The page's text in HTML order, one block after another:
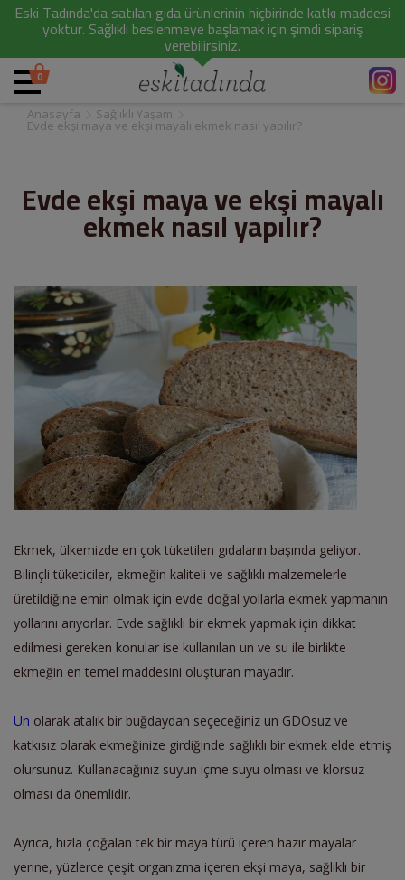
Eski Tadında'da satılan gıda ürünlerinin hiçbirinde katkı maddesi
yoktur. Sağlıklı beslenmeye başlamak için şimdi sipariş
verebilirsiniz.
0
Anasayfa Sağlıklı Yaşam
Evde ekşi maya ve ekşi mayalı ekmek nasıl yapılır?
Evde ekşi maya ve ekşi mayalı
ekmek nasıl yapılır?
Ekmek, ülkemizde en çok tüketilen gıdaların başında geliyor.
Bilinçli tüketiciler, ekmeğin kaliteli ve sağlıklı malzemelerle
üretildiğine emin olmak için evde doğal yollarla ekmek yapmanın
yollarını arıyorlar. Evde sağlıklı bir ekmek yapmak için dikkat
edilmesi gereken konular ise kullanılan un ve su ile birlikte
ekmeğin en temel maddesini oluşturan mayadır.
Un olarak atalık bir buğdaydan seçeceğiniz un GDOsuz ve
katkısız olarak ekmeğinize girdiğinde sağlıklı bir ekmek elde etmiş
olursunuz. Kullanacağınız suyun içme suyu olması ve klorsuz
olması da önemlidir.
Ayrıca, hızla çoğalan tek bir maya türü içeren hazır mayalar
yerine, yüzlerce çeşit organizma içeren ekşi maya, sağlıklı bir